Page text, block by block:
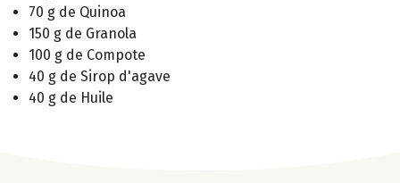
70 g de Quinoa
150 g de Granola
100 g de Compote
40 g de Sirop d'agave
40 g de Huile